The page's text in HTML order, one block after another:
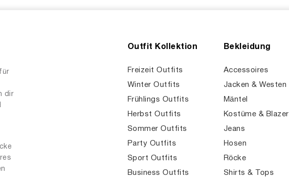
dir
Outfit Kollektion
Freizeit Outfits
Winter Outfits
Frühlings Outfits
Herbst Outfits
Sommer Outfits
Party Outfits
Sport Outfits
Business Outfits
Bekleidung
Accessoires
Jacken & Westen
Mäntel
Kostüme & Blazer
Jeans
Hosen
Röcke
Shirts & Tops